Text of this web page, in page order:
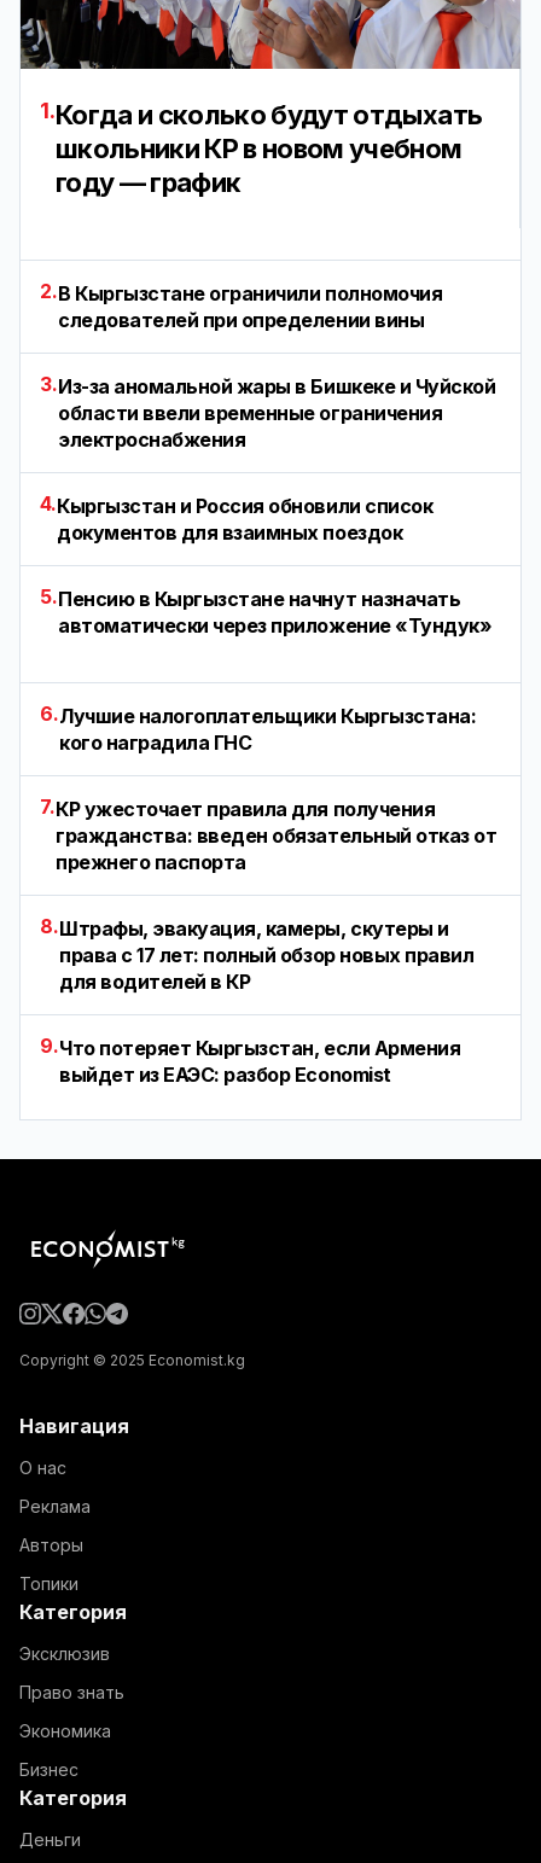
1.Когда и сколько будут отдыхать
школьники КР в новом учебном
году — график
2.В Кыргызстане ограничили полномочия
следователей при определении вины
3.Из-за аномальной жары в Бишкеке и Чуйской
области ввели временные ограничения
электроснабжения
4.Кыргызстан и Россия обновили список
документов для взаимных поездок
5.Пенсию в Кыргызстане начнут назначать
автоматически через приложение «Тундук»
6.Лучшие налогоплательщики Кыргызстана:
кого наградила ГНС
7.КР ужесточает правила для получения
гражданства: введен обязательный отказ от
прежнего паспорта
8.Штрафы, эвакуация, камеры, скутеры и
права с 17 лет: полный обзор новых правил
для водителей в КР
9.Что потеряет Кыргызстан, если Армения
выйдет из ЕАЭС: разбор Economist
Copyright © 2025 Economist.kg
Навигация
О нас
Реклама
Авторы
Топики
Категория
Эксклюзив
Право знать
Экономика
Бизнес
Категория
Деньги